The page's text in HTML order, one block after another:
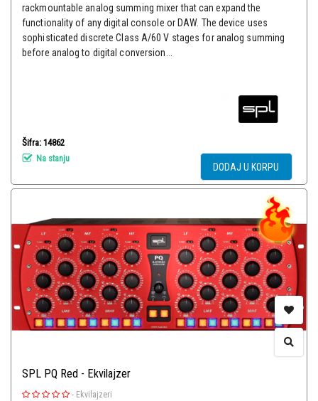
rackmountable analog summing mixer that can expand the
functionality of any digital console or DAW. The device uses
sophisticated discrete Class A/60 V stages for analog summing
before analog to digital conversion...
Šifra: 14862
Na stanju
DODAJ U KORPU
SPL PQ Red - Ekvilajzer
- Ekvilajzeri